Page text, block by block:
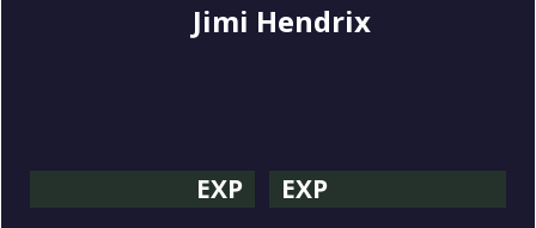
Jimi Hendrix
EXP EXP